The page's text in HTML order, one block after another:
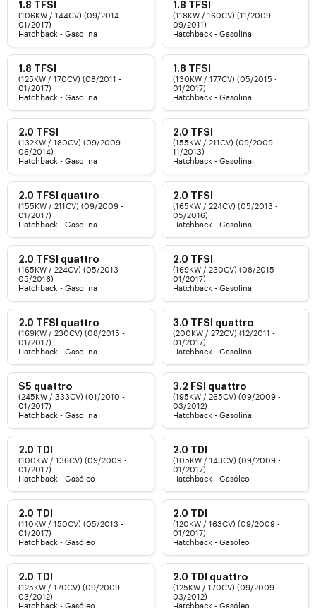
1.8 TFSI
(106KW / 144CV) (09/2014 -
01/2017)
Hatchback - Gasolina
1.8 TFSI
(118KW / 160CV) (11/2009 -
09/2011)
Hatchback - Gasolina
1.8 TFSI
(125KW / 170CV) (08/2011 -
01/2017)
Hatchback - Gasolina
1.8 TFSI
(130KW / 177CV) (05/2015 -
01/2017)
Hatchback - Gasolina
2.0 TFSI
(132KW / 180CV) (09/2009 -
06/2014)
Hatchback - Gasolina
2.0 TFSI
(155KW / 211CV) (09/2009 -
11/2013)
Hatchback - Gasolina
2.0 TFSI quattro
(155KW / 211CV) (09/2009 -
01/2017)
Hatchback - Gasolina
2.0 TFSI
(165KW / 224CV) (05/2013 -
05/2016)
Hatchback - Gasolina
2.0 TFSI quattro
(165KW / 224CV) (05/2013 -
05/2016)
Hatchback - Gasolina
2.0 TFSI
(169KW / 230CV) (08/2015 -
01/2017)
Hatchback - Gasolina
2.0 TFSI quattro
(169KW / 230CV) (08/2015 -
01/2017)
Hatchback - Gasolina
3.0 TFSI quattro
(200KW / 272CV) (12/2011 -
01/2017)
Hatchback - Gasolina
S5 quattro
(245KW / 333CV) (01/2010 -
01/2017)
Hatchback - Gasolina
3.2 FSI quattro
(195KW / 265CV) (09/2009 -
03/2012)
Hatchback - Gasolina
2.0 TDI
(100KW / 136CV) (09/2009 -
01/2017)
Hatchback - Gasóleo
2.0 TDI
(105KW / 143CV) (09/2009 -
01/2017)
Hatchback - Gasóleo
2.0 TDI
(110KW / 150CV) (05/2013 -
01/2017)
Hatchback - Gasóleo
2.0 TDI
(120KW / 163CV) (09/2009 -
01/2017)
Hatchback - Gasóleo
2.0 TDI
(125KW / 170CV) (09/2009 -
03/2012)
Hatchback - Gasóleo
2.0 TDI quattro
(125KW / 170CV) (09/2009 -
03/2012)
Hatchback - Gasóleo